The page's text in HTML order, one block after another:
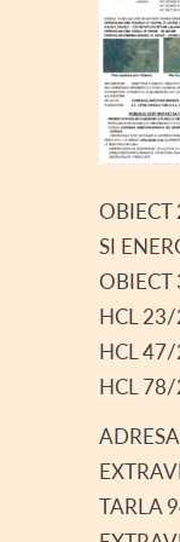
OBIECT
SI
OBIECT
HCL
HCL
HCL
TARLA